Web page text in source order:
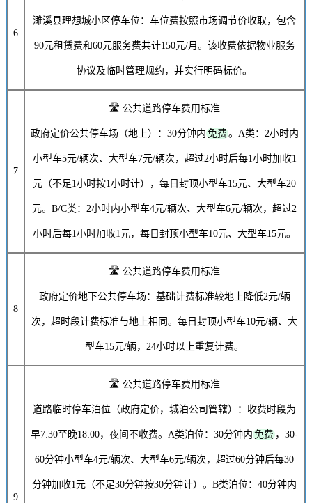
6
濉溪县理想城小区停车位：车位费按照市场调节价收取，包含
90元租赁费和60元服务费共计150元/月 。该收费依据物业服务
协议及临时管理规约，并实行明码标价。
7
🛣️ 公共道路停车费用标准
政府定价公共停车场（地上）：30分钟内免费。A类：2小时内
小型车5元/辆次、大型车7元/辆次，超过2小时后每1小时加收1
元 （不足1小时按1小时计），每日封顶小型车15元、大型车20
元。B/C类：2小时内小型车4元/辆次、大型车6元/辆次，超过2
小时后每1小时加收1元，每日封顶小型车10元、大型车15元。
8
🛣️ 公共道路停车费用标准
政府定价地下公共停车场：基础计费标准较地上降低2元/辆
次，超时段计费标准与地上相同。每日封顶小型车10元/辆、大
型车15元/辆，24小时以上重复计费。
9
🛣️ 公共道路停车费用标准
道路临时停车泊位（政府定价，城泊公司管辖）：收费时段为
早7:30至晚18:00，夜间不收费。A类泊位：30分钟内免费 ，30-
60分钟小型车4元/辆次、大型车6元/辆次，超过60分钟后每30
分钟加收1元 （不足30分钟按30分钟计）。B类泊位：40分钟内